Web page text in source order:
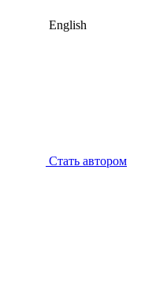
English
Стать автором